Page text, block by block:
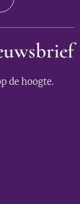
de hoogte.